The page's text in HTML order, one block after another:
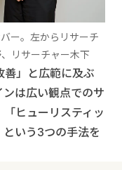
ー。左からリサーチ
リサーチャー木下
善」と広範に及ぶ
は広い観点でのサ
ヒューリスティッ
いう3つの手法を